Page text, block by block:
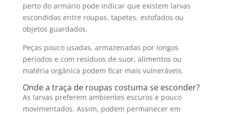
perto do armário pode indicar que existem larvas
escondidas entre roupas, tapetes, estofados ou
objetos guardados.
Peças pouco usadas, armazenadas por longos
períodos e com resíduos de suor, alimentos ou
matéria orgânica podem ficar mais vulneráveis.
Onde a traça de roupas costuma se esconder?
As larvas preferem ambientes escuros e pouco
movimentados. Assim, podem permanecer em